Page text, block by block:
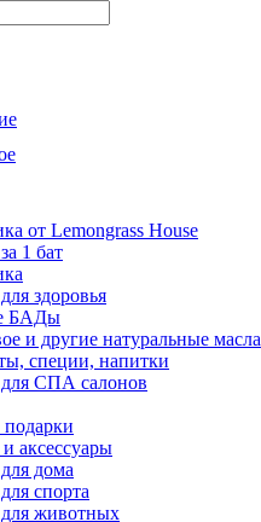
от Lemongrass House
1 бат
здоровья
БАДы
и другие натуральные масла
специи, напитки
СПА салонов
аксессуары
дома
спорта
животных